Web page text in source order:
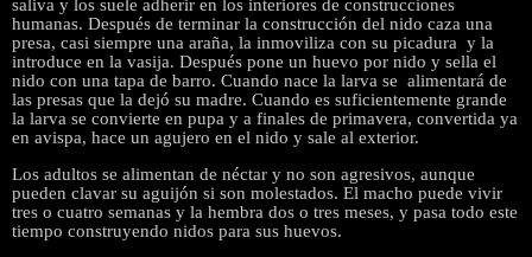
saliva y los suele adherir en los interiores de construcciones
humanas. Después de terminar la construcción del nido caza una
presa, casi siempre una araña, la inmoviliza con su picadura y la
introduce en la vasija. Después pone un huevo por nido y sella el
nido con una tapa de barro. Cuando nace la larva se alimentará de
las presas que la dejó su madre. Cuando es suficientemente grande
la larva se convierte en pupa y a finales de primavera, convertida ya
en avispa, hace un agujero en el nido y sale al exterior.
Los adultos se alimentan de néctar y no son agresivos, aunque
pueden clavar su aguijón si son molestados. El macho puede vivir
tres o cuatro semanas y la hembra dos o tres meses, y pasa todo este
tiempo construyendo nidos para sus huevos.